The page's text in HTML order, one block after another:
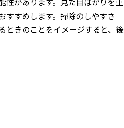
すすめします。掃除のしやすさ
ときのことをイメージすると、後